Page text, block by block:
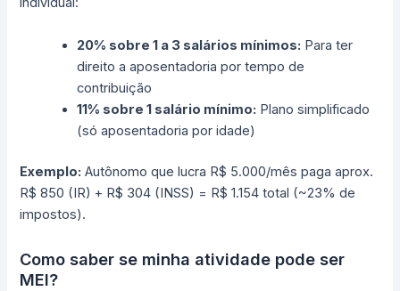
20% sobre 1 a 3 salários mínimos: Para ter
direito a aposentadoria por tempo de
contribuição
11% sobre 1 salário mínimo: Plano simplificado
(só aposentadoria por idade)
Exemplo: Autônomo que lucra R$ 5.000/mês paga aprox.
R$ 850 (IR) + R$ 304 (INSS) = R$ 1.154 total (~23% de
impostos).
Como saber se minha atividade pode ser
MEI?